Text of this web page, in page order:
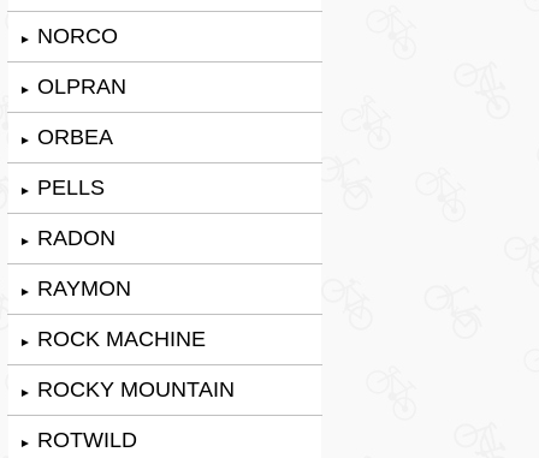
► NORCO
► OLPRAN
► ORBEA
► PELLS
► RADON
► RAYMON
► ROCK MACHINE
► ROCKY MOUNTAIN
► ROTWILD